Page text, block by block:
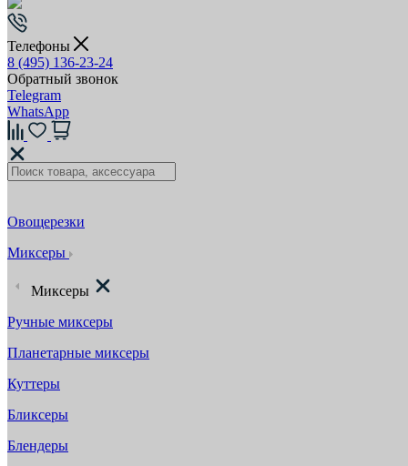
Телефоны
8 (495) 136-23-24
Обратный звонок
Telegram
WhatsApp
Овощерезки
Миксеры
Миксеры
Ручные миксеры
Планетарные миксеры
Куттеры
Бликсеры
Блендеры